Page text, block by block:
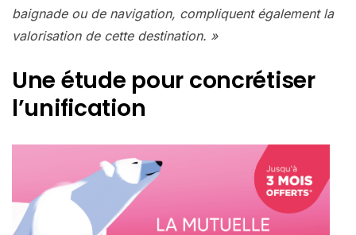
baignade ou de navigation, compliquent également la
valorisation de cette destination. »
Une étude pour concrétiser
l’unification